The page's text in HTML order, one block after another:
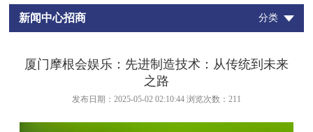
新闻中心招商 分类
厦门摩根会娱乐：先进制造技术：从传统到未来
之路
发布日期：2025-05-02 02:10:44 浏览次数： 211